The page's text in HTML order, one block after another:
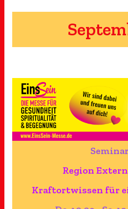
Region
Kraftortwissen für